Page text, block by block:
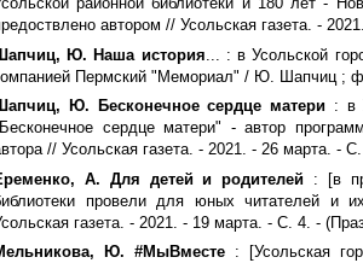
автором // Усольская газета. -
Ю. Наша история ... : в Усольской
Пермский "Мемориал" / Ю. Шапчиц ;
Ю. Бесконечное сердце матери : в
сердце матери" - автор
// Усольская газета. - 2021. - 26 марта. -
А. Для детей и родителей : [в
провели для юных читателей и
газета. - 2021. - 19 марта. - С. 4. -
Ю. #МыВместе : [Усольская